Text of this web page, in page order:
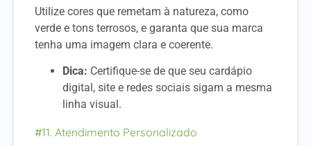
Utilize cores que remetam à natureza, como
verde e tons terrosos, e garanta que sua marca
tenha uma imagem clara e coerente.
Dica: Certifique-se de que seu cardápio
digital, site e redes sociais sigam a mesma
linha visual.
#11. Atendimento Personalizado